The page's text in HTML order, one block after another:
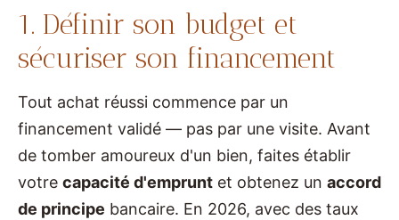
1. Définir son budget et
sécuriser son financement
Tout achat réussi commence par un
financement validé — pas par une visite. Avant
de tomber amoureux d'un bien, faites établir
votre capacité d'emprunt et obtenez un accord
de principe bancaire. En 2026, avec des taux